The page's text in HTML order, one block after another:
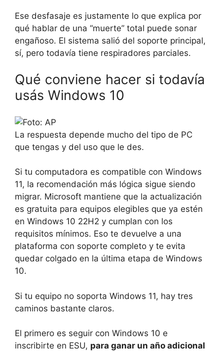
Ese desfasaje es justamente lo que explica por
qué hablar de una “muerte” total puede sonar
engañoso. El sistema salió del soporte principal,
sí, pero todavía tiene respiradores parciales.
Qué conviene hacer si todavía
usás Windows 10
La respuesta depende mucho del tipo de PC
que tengas y del uso que le des.
Si tu computadora es compatible con Windows
11, la recomendación más lógica sigue siendo
migrar. Microsoft mantiene que la actualización
es gratuita para equipos elegibles que ya estén
en Windows 10 22H2 y cumplan con los
requisitos mínimos. Eso te devuelve a una
plataforma con soporte completo y te evita
quedar colgado en la última etapa de Windows
10.
Si tu equipo no soporta Windows 11, hay tres
caminos bastante claros.
El primero es seguir con Windows 10 e
inscribirte en ESU, para ganar un año adicional